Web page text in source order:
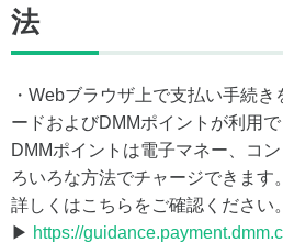
法
・Webブラウザ上で支払い手続
ードおよびDMMポイントが利用で
DMMポイントは電子マネー、コ
ろいろな方法でチャージできます。
詳しくはこちらをご確認ください。
▶ https://